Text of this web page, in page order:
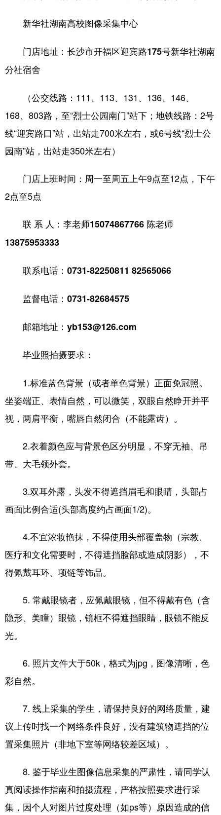
新华社湖南高校图像采集中心
门店地址：长沙市开福区迎宾路175号新华社湖南
分社宿舍
（公交线路：111、113、131、136、146、
168、803路，至“烈士公园南门”站下；地铁线路：2号
线“迎宾路口”站，出站走700米左右，或6号线“烈士公
园南”站，出站走350米左右）
门店上班时间：周一至周五上午9点至12点，下午
2点至5点
联 系 人：李老师15074867766 陈老师
13875953333
联系电话：0731-82250811 82565066
监督电话：0731-82684575
邮箱地址： yb153@126.com
毕业照拍摄要求：
1.标准蓝色背景（或者单色背景）正面免冠照。
坐姿端正、表情自然，可以微笑，双眼自然睁开并平
视，两肩平衡，嘴唇自然闭合（不能露齿）。
2.衣着颜色应与背景色区分明显，不穿无袖、吊
带、大毛领外套。
3.双耳外露，头发不得遮挡眉毛和眼睛，头部占
画面比例合适(头部高度约占画面1/2)。
4.不宜浓妆艳抹，不得使用头部覆盖物（宗教、
医疗和文化需要时，不得遮挡脸部或造成阴影），不
得佩戴耳环、项链等饰品。
5. 常戴眼镜者，应佩戴眼镜，但不得戴有色（含
隐形、美瞳）眼镜，镜框不得遮挡眼睛，眼镜不能反
光。
6. 照片文件大于50k，格式为jpg，图像清晰，色
彩自然。
7. 线上采集的学生，请保持良好的网络质量，建
议上传时找一个网络条件良好，没有建筑物遮挡的位
置采集照片（非地下室等网络较差区域）。
8. 鉴于毕业生图像信息采集的严肃性，请同学认
真阅读操作指南和拍摄流程，严格按照要求进行采
集，因个人对图片过度处理（如ps等）原因造成的信